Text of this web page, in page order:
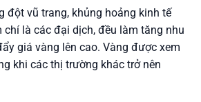
đột vũ trang, khủng hoảng kinh tế
chí là các đại dịch, đều làm tăng nhu
giá vàng lên cao. Vàng được xem
khi các thị trường khác trở nên